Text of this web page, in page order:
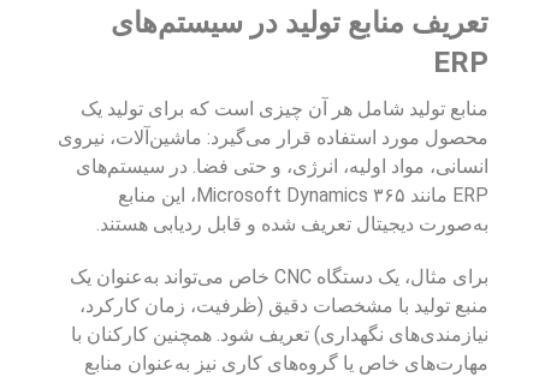
تعریف منابع تولید در سیستم‌های
ERP
منابع تولید شامل هر آن چیزی است که برای تولید یک
محصول مورد استفاده قرار می‌گیرد: ماشین‌آلات، نیروی
انسانی، مواد اولیه، انرژی، و حتی فضا. در سیستم‌های
ERP مانند Microsoft Dynamics ۳۶۵، این منابع
به‌صورت دیجیتال تعریف شده و قابل ردیابی هستند.
برای مثال، یک دستگاه CNC خاص می‌تواند به‌عنوان یک
منبع تولید با مشخصات دقیق (ظرفیت، زمان کارکرد،
نیازمندی‌های نگهداری) تعریف شود. همچنین کارکنان با
مهارت‌های خاص یا گروه‌های کاری نیز به‌عنوان منابع